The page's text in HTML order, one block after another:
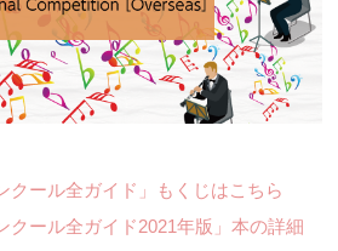
クール全ガイド」もくじはこちら
クール全ガイド2021年版」本の詳細